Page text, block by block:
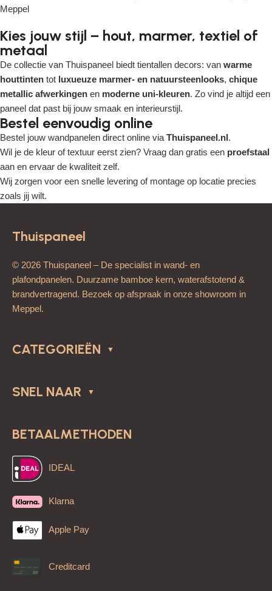
Meppel
Kies jouw stijl – hout, marmer, textiel of
metaal
De collectie van Thuispaneel biedt tientallen decors: van warme
houttinten tot luxueuze marmer- en natuursteenlooks, chique
metallic afwerkingen en moderne uni-kleuren. Zo vind je altijd een
paneel dat past bij jouw smaak en interieurstijl.
Bestel eenvoudig online
Bestel jouw wandpanelen direct online via Thuispaneel.nl.
Wil je de kleur of textuur eerst zien? Vraag dan gratis een proefstaal
aan en ervaar de kwaliteit zelf.
Wij zorgen voor een snelle levering of montage op locatie precies
zoals jij wilt.
Thuispaneel
© 2026 Thuispaneel – De specialist in wand- en
plafondpanelen. Duurzame bamboe kern, waterafstotend &
brandvertragend. Bezoek op afspraak in onze showroom in
Meppel.
CATEGORIEËN
SNEL NAAR
BETAALMETHODEN
IDEAL
Klarna
Apple Pay
Creditcard